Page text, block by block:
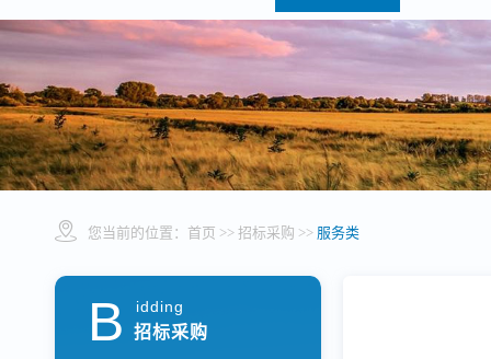
您当前的位置： 首页 >> 招标采购 >> 服务类
B idding
招标采购